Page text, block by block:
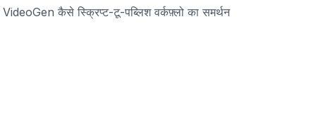
कैसे स्क्रिप्ट-टू-पब्लिश वर्कफ़्लो का समर्थन